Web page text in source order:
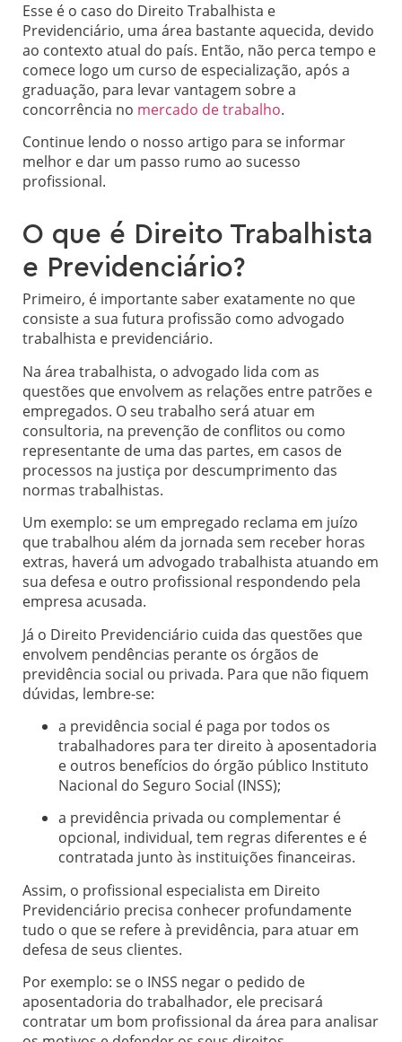
Esse é o caso do Direito Trabalhista e
Previdenciário, uma área bastante aquecida, devido
ao contexto atual do país. Então, não perca tempo e
comece logo um curso de especialização, após a
graduação, para levar vantagem sobre a
concorrência no mercado de trabalho.
Continue lendo o nosso artigo para se informar
melhor e dar um passo rumo ao sucesso
profissional.
O que é Direito Trabalhista
e Previdenciário?
Primeiro, é importante saber exatamente no que
consiste a sua futura profissão como advogado
trabalhista e previdenciário.
Na área trabalhista, o advogado lida com as
questões que envolvem as relações entre patrões e
empregados. O seu trabalho será atuar em
consultoria, na prevenção de conflitos ou como
representante de uma das partes, em casos de
processos na justiça por descumprimento das
normas trabalhistas.
Um exemplo: se um empregado reclama em juízo
que trabalhou além da jornada sem receber horas
extras, haverá um advogado trabalhista atuando em
sua defesa e outro profissional respondendo pela
empresa acusada.
Já o Direito Previdenciário cuida das questões que
envolvem pendências perante os órgãos de
previdência social ou privada. Para que não fiquem
dúvidas, lembre-se:
a previdência social é paga por todos os
trabalhadores para ter direito à aposentadoria
e outros benefícios do órgão público Instituto
Nacional do Seguro Social (INSS);
a previdência privada ou complementar é
opcional, individual, tem regras diferentes e é
contratada junto às instituições financeiras.
Assim, o profissional especialista em Direito
Previdenciário precisa conhecer profundamente
tudo o que se refere à previdência, para atuar em
defesa de seus clientes.
Por exemplo: se o INSS negar o pedido de
aposentadoria do trabalhador, ele precisará
contratar um bom profissional da área para analisar